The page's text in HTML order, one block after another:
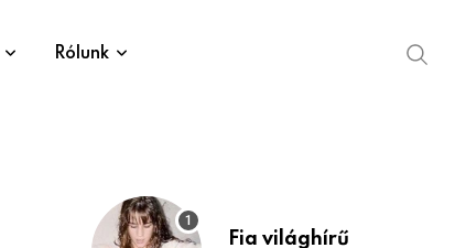
Rólunk
Fia világhírű